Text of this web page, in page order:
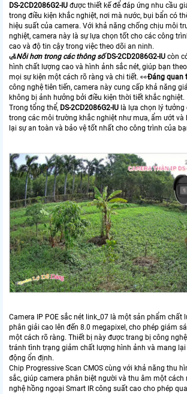
DS-2CD2086G2-IU được thiết kế để đáp ứng nhu cầu
trong điều kiện khắc nghiệt, nơi mà nước, bụi bẩn có
hiệu suất của camera. Với khả năng chống chịu môi
nghiệt, camera này là sự lựa chọn tốt cho các công
cao và độ tin cậy trong việc theo dõi an ninh.
🛃Nỗi hơn trong các thông số DS-2CD2086G2-IU còn
hình chất lượng cao và hình ảnh sắc nét, giúp bạn
mọi sự kiện một cách rõ ràng và chi tiết. ️👀Đáng quan
công nghệ tiên tiến, camera này cung cấp khả năng
không bị ảnh hưởng bởi điều kiện thời tiết khắc nghiệt.
Trong tổng thể, DS-2CD2086G2-IU là lựa chọn lý tưởng
trong các môi trường khắc nghiệt như mưa, ẩm ướt và
lại sự an toàn và bảo vệ tốt nhất cho công trình của
Camera IP POE sắc nét link_07 là một sản phẩm chất
phân giải cao lên đến 8.0 megapixel, cho phép giám
một cách rõ ràng. Thiết bị này được trang bị công nghệ
tránh tình trạng giảm chất lượng hình ảnh và mang
động ổn định.
Chip Progressive Scan CMOS cùng với khả năng thu
sắc, giúp camera phân biệt người và thu âm một cách
nghệ hồng ngoại Smart IR công suất cao cho phép